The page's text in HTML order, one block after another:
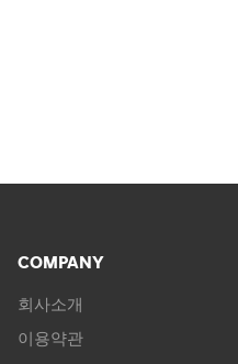
COMPANY
회사소개
이용약관